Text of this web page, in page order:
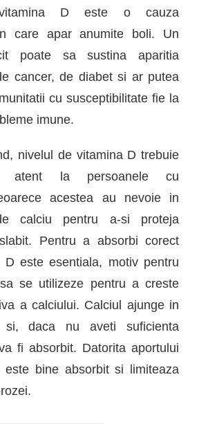
Deste o cauza
care aparanumite boli. Un
poate sa sustina aparitia
cancer, de diabetsi ar putea
cu susceptibilitate fie la
imune.
nivelul de vitamina D trebuie
atent la persoanele cu
acestea au nevoie in
calciu pentru a-si proteja
slabit. Pentru a absorbi corect
D este esentiala, motiv pentru
se utilizeze pentru a creste
a calciului. Calciul ajunge in
si, daca nu aveti suficienta
fi absorbit. Datorita aportului
este bine absorbit si limiteaza